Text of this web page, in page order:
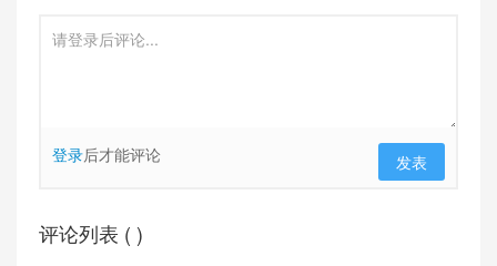
登录后才能评论 发表
评论列表 ( )